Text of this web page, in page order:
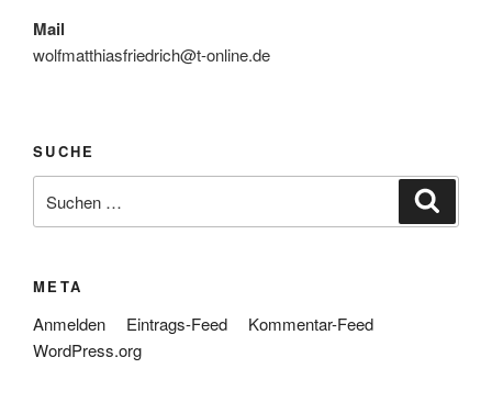
Mail
wolfmatthiasfriedrich@t-online.de
SUCHE
nach:
META
Anmelden Eintrags-Feed
Kommentar-Feed
WordPress.org